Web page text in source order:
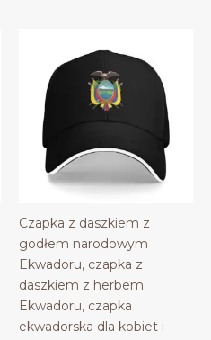
Czapka z daszkiem z
godłem narodowym
Ekwadoru, czapka z
daszkiem z herbem
Ekwadoru, czapka
ekwadorska dla kobiet i